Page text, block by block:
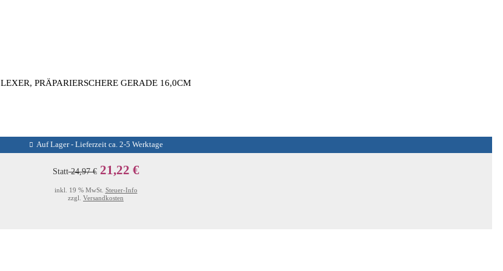
LEXER, PRÄPARIERSCHERE GERADE 16,0CM
Auf Lager - Lieferzeit ca. 2-5 Werktage
Statt24,97 € 21,22 €
inkl. 19 % MwSt. Steuer-Info
zzgl. Versandkosten